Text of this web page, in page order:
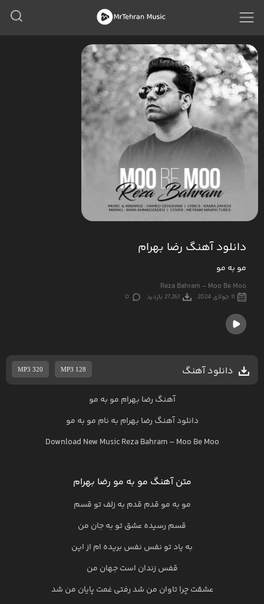
دانلود آهنگ رضا بهرام
مو به مو
Reza Bahram - Moo Be Moo
11 جولای 2024 27,261 بازدید 0
دانلود آهنگ MP3 320 MP3 128
آهنگ رضا بهرام مو به مو
دانلود آهنگ رضا بهرام به نام مو به مو
Download New MusicReza Bahram– Moo Be Moo
متن آهنگ مو به مو رضا بهرام
مو به مو قدم قدم به زلف تو قسم
قسم رسیده عشق تو به جان من
به یاد تو نفس نفس بریده ام از این
قفس زندان است جهان من
عشقت چرا تاوان من شد رفتی غمت پایان من شد